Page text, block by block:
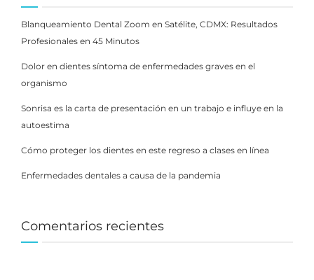
Blanqueamiento Dental Zoom en Satélite, CDMX: Resultados
Profesionales en 45 Minutos
Dolor en dientes síntoma de enfermedades graves en el
organismo
Sonrisa es la carta de presentación en un trabajo e influye en la
autoestima
Cómo proteger los dientes en este regreso a clases en línea
Enfermedades dentales a causa de la pandemia
Comentarios recientes